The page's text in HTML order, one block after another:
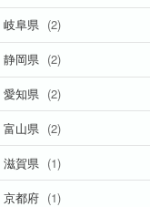
岐阜県 (2)
静岡県 (2)
愛知県 (2)
富山県 (2)
滋賀県 (1)
京都府 (1)